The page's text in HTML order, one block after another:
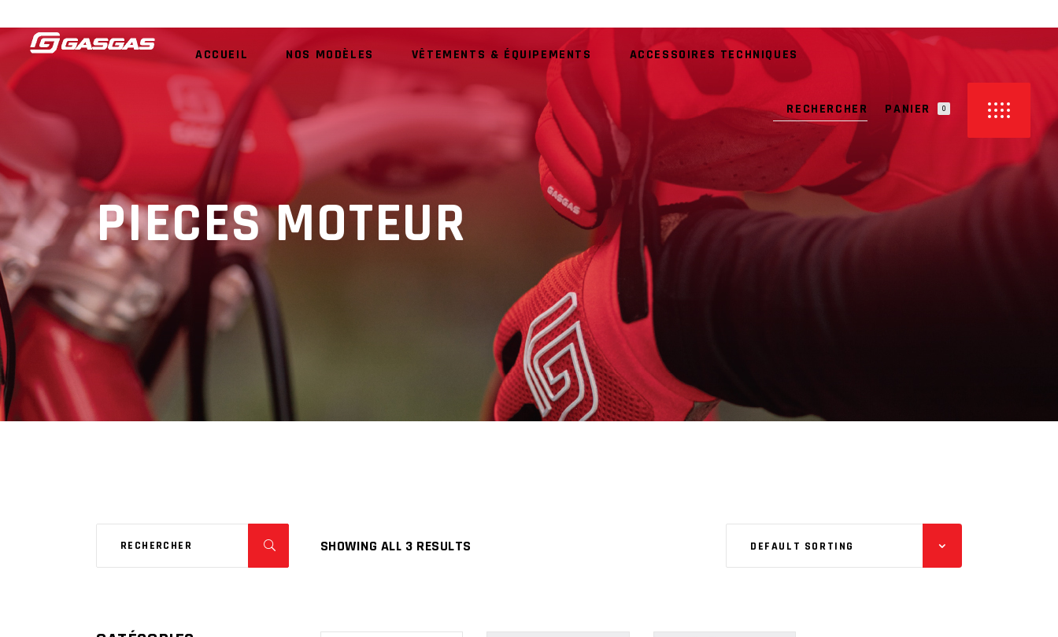
ACCUEIL NOS MODÈLES VÊTEMENTS & ÉQUIPEMENTS ACCESSOIRES TECHNIQUES
PANIER 0
AUCUN PRODUIT DANS LE PANIER
PIECES MOTEUR
SHOWING ALL 3 RESULTS DEFAULT SORTING